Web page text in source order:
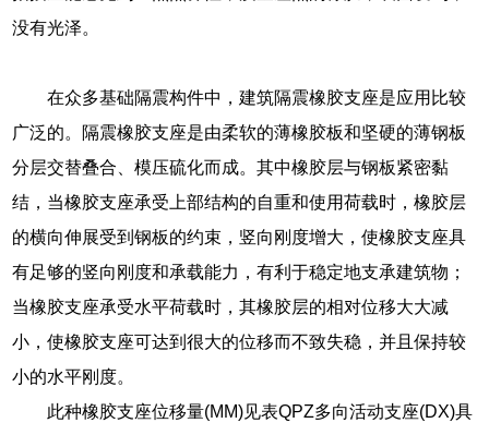
没有光泽。
在众多基础隔震构件中，建筑隔震橡胶支座是应用比较
广泛的。隔震橡胶支座是由柔软的薄橡胶板和坚硬的薄钢板
分层交替叠合、模压硫化而成。其中橡胶层与钢板紧密黏
结，当橡胶支座承受上部结构的自重和使用荷载时，橡胶层
的横向伸展受到钢板的约束，竖向刚度增大，使橡胶支座具
有足够的竖向刚度和承载能力，有利于稳定地支承建筑物；
当橡胶支座承受水平荷载时，其橡胶层的相对位移大大减
小，使橡胶支座可达到很大的位移而不致失稳，并且保持较
小的水平刚度。
此种橡胶支座位移量(MM)见表QPZ多向活动支座(DX)具